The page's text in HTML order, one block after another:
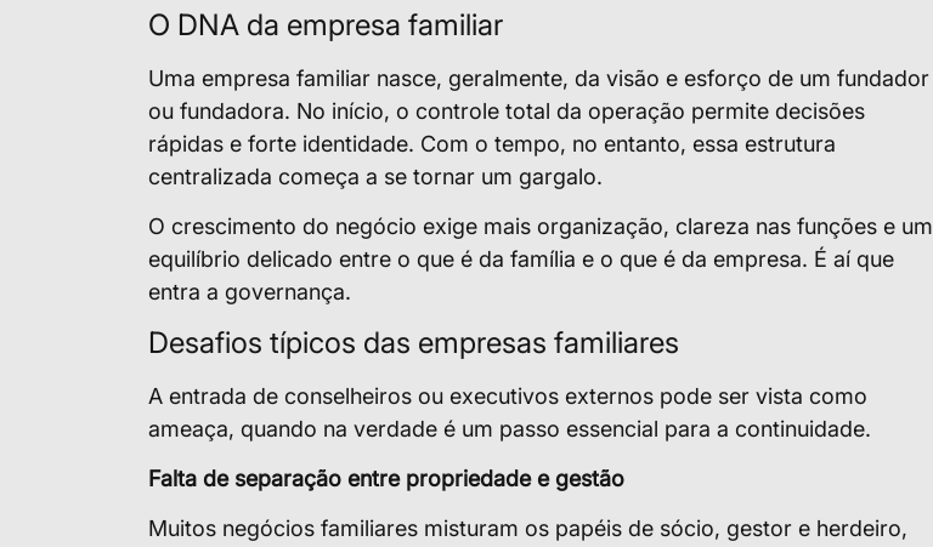
O DNA da empresa familiar
Uma empresa familiar nasce, geralmente, da visão e esforço de um fundador
ou fundadora. No início, o controle total da operação permite decisões
rápidas e forte identidade. Com o tempo, no entanto, essa estrutura
centralizada começa a se tornar um gargalo.
O crescimento do negócio exige mais organização, clareza nas funções e um
equilíbrio delicado entre o que é da família e o que é da empresa. É aí que
entra a governança.
Desafios típicos das empresas familiares
A entrada de conselheiros ou executivos externos pode ser vista como
ameaça, quando na verdade é um passo essencial para a continuidade.
Falta de separação entre propriedade e gestão
Muitos negócios familiares misturam os papéis de sócio, gestor e herdeiro,